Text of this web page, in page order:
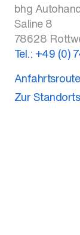
bhg
Saline 8
78628
Tel.: +49 (0)
Zur